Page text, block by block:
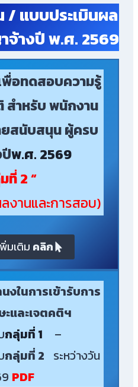
/ แบบประเมินผล
างปี พ.ศ. 2569
พื่อทดสอบความรู้
สำหรับ พนักงาน
สนับสนุน ผู้ครบ
พ.ศ. 2569
ที่ 2 “
งานและการสอบ)
มเติม คลิก
งในการเข้ารับการ
และเจตคติฯ
กลุ่มที่ 1 –
กลุ่มที่ 2 ระหว่างวัน
PDF